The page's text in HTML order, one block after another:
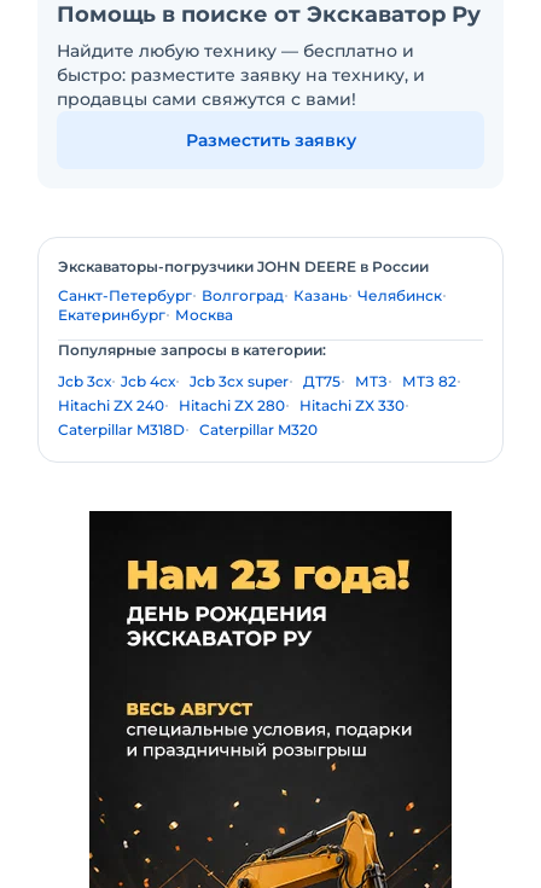
Помощь в поиске от Экскаватор Ру
Найдите любую технику — бесплатно и
быстро: разместите заявку на технику, и
продавцы сами свяжутся с вами!
Разместить заявку
Экскаваторы-погрузчики JOHN DEERE в России
Санкт-Петербург Волгоград Казань Челябинск
Екатеринбург Москва
Популярные запросы в категории:
Jcb 3cх Jcb 4сх Jcb 3cx super ДТ75 МТЗ
МТЗ 82
Hitachi ZX 240
Hitachi ZX 280
Hitachi ZX 330
Caterpillar M318D
Caterpillar M320